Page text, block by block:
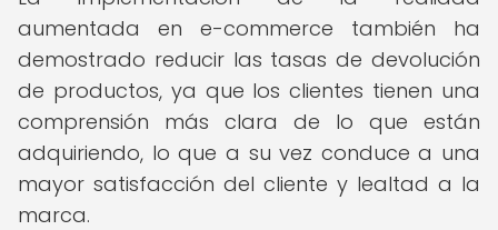
aumentada en e-commerce también ha
demostrado reducir las tasas de devolución
de productos, ya que los clientes tienen una
comprensión más clara de lo que están
adquiriendo, lo que a su vez conduce a una
mayor satisfacción del cliente y lealtad a la
marca.